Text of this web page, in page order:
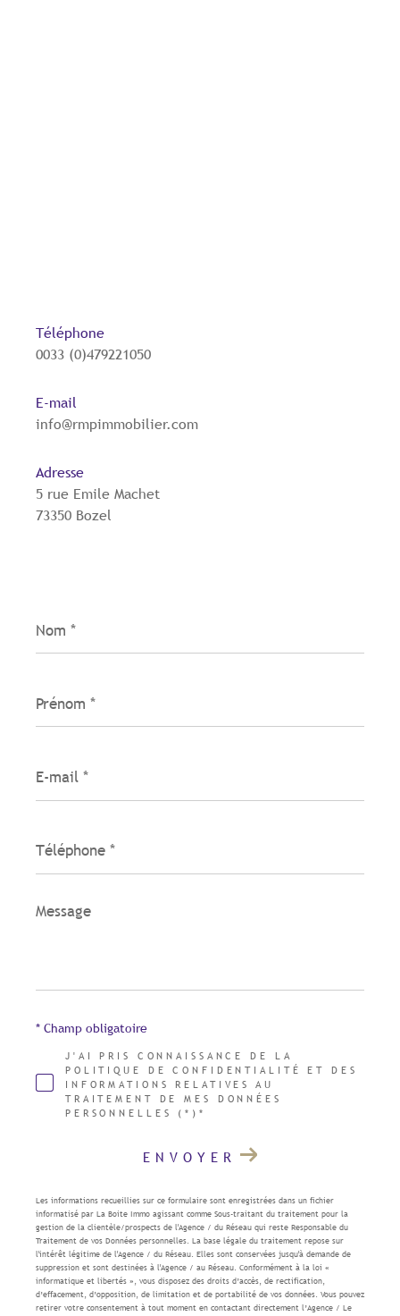
Téléphone
0033 (0)479221050
E-mail
info@rmpimmobilier.com
Adresse
5 rue Emile Machet
73350 Bozel
*
*
mail
*
*
Message
*
J'AI PRIS CONNAISSANCE DE LA
POLITIQUE DE CONFIDENTIALITÉ ET DES
INFORMATIONS RELATIVES AU
TRAITEMENT DE MES DONNÉES
PERSONNELLES (*)*
* Champ obligatoire
ENVOYER
Les informations recueillies sur ce formulaire sont enregistrées dans un fichier
informatisé par La Boite Immo agissant comme Sous-traitant du traitement pour la
gestion de la clientèle/prospects de l'Agence / du Réseau qui reste Responsable du
Traitement de vos Données personnelles. La base légale du traitement repose sur
l'intérêt légitime de l'Agence / du Réseau. Elles sont conservées jusqu'à demande de
suppression et sont destinées à l'Agence / au Réseau. Conformément à la loi «
informatique et libertés », vous disposez des droits d’accès, de rectification,
d’effacement, d’opposition, de limitation et de portabilité de vos données. Vous pouvez
retirer votre consentement à tout moment en contactant directement l’Agence / Le